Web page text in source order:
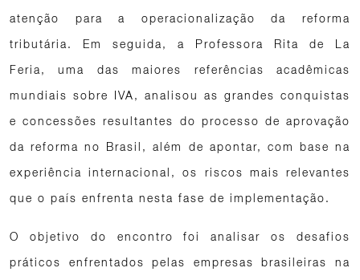
atenção para a operacionalização da reforma
tributária. Em seguida, a Professora Rita de La
Feria, uma das maiores referências acadêmicas
mundiais sobre IVA, analisou as grandes conquistas
e concessões resultantes do processo de aprovação
da reforma no Brasil, além de apontar, com base na
experiência internacional, os riscos mais relevantes
que o país enfrenta nesta fase de implementação.
O objetivo do encontro foi analisar os desafios
práticos enfrentados pelas empresas brasileiras na